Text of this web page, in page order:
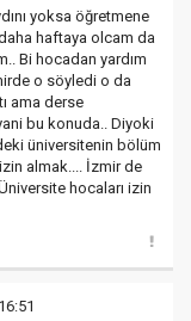
yoksa öğretmene
haftaya olcam da
Bi hocadan yardım
o söyledi o da
ama derse
bu konuda.. Diyoki
üniversitenin bölüm
almak.... İzmir de
hocaları izin